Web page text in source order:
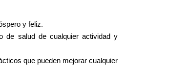
y feliz.
de salud de cualquier actividad y
que pueden mejorar cualquier